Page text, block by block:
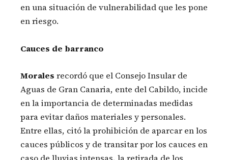
en una situación de vulnerabilidad que les pone
en riesgo.
Cauces de barranco
Morales recordó que el Consejo Insular de
Aguas de Gran Canaria, ente del Cabildo, incide
en la importancia de determinadas medidas
para evitar daños materiales y personales.
Entre ellas, citó la prohibición de aparcar en los
cauces públicos y de transitar por los cauces en